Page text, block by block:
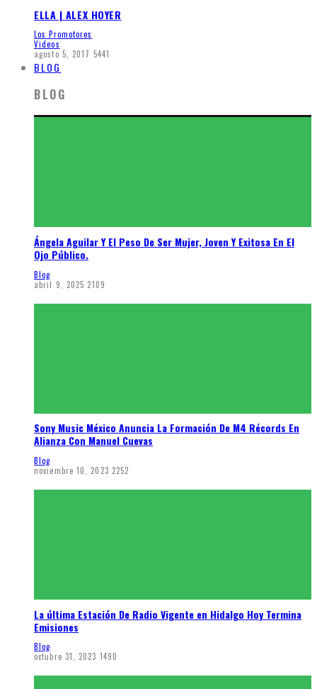
ELLA | ALEX HOYER
Los Promotores
Videos
agosto 5, 2017 5441
BLOG
BLOG
Ángela Aguilar Y El Peso De Ser Mujer, Joven Y Exitosa En El
Ojo Público.
Blog
abril 9, 2025 2109
Sony Music México Anuncia La Formación De M4 Récords En
Alianza Con Manuel Cuevas
Blog
noviembre 10, 2023 2252
La última Estación De Radio Vigente en Hidalgo Hoy Termina
Emisiones
Blog
octubre 31, 2023 1490